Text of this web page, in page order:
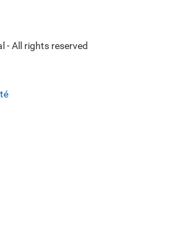
- All rights reserved